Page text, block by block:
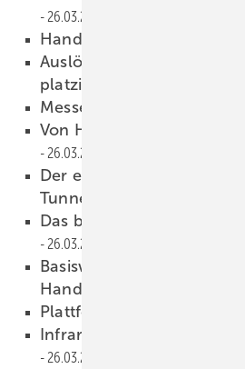
26.03.2024
Handwerk auf
A uslösung fü r WC-
platzierbar
Messe macht den
Vo n Heizungscheck bis
26.03.2024
Der erste rein elektrisch
Tunnelofen für
Das bietet die IFH/
26.03.2024
Basiswissen zu BIM-
Handwerk
Plattform für Endkunden
Infrarotheizungen im GEG
26.03.2024